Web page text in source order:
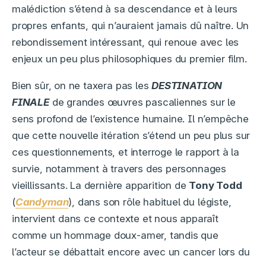
malédiction s’étend à sa descendance et à leurs
propres enfants, qui n’auraient jamais dû naître. Un
rebondissement intéressant, qui renoue avec les
enjeux un peu plus philosophiques du premier film.
Bien sûr, on ne taxera pas lesDESTINATION
FINALEde grandes œuvres pascaliennes sur le
sens profond de l’existence humaine. Il n’empêche
que cette nouvelle itération s’étend un peu plus sur
ces questionnements, et interroge le rapport à la
survie, notamment à travers des personnages
vieillissants. La dernière apparition de Tony Todd
(Candyman), dans son rôle habituel du légiste,
intervient dans ce contexte et nous apparaît
comme un hommage doux-amer, tandis que
l’acteur se débattait encore avec un cancer lors du